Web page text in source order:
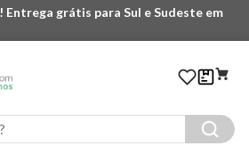
Entrega grátis para Sul e Sudeste em